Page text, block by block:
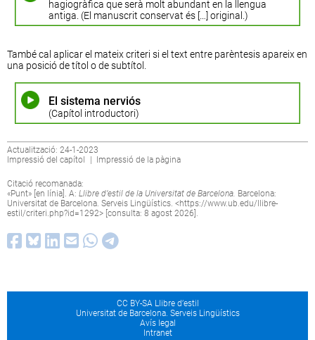
hagiogràfica que serà molt abundant en la llengua
antiga. (El manuscrit conservat és […] original.)
També cal aplicar el mateix criteri si el text entre parèntesis apareix en
una posició de títol o de subtítol.
El sistema nerviós
(Capítol introductori)
Actualització: 24-1-2023
Impressió del capítol
| Impressió de la pàgina
Citació recomanada:
«Punt» [en línia]. A: Llibre d’estil de la Universitat de Barcelona. Barcelona:
Universitat de Barcelona. Serveis Lingüístics. <https://www.ub.edu/llibre-
estil/criteri.php?id=1292> [consulta: 8 agost 2026].
CC BY-SA Llibre d’estil
Universitat de Barcelona. Serveis Lingüístics
Avís legal
Intranet